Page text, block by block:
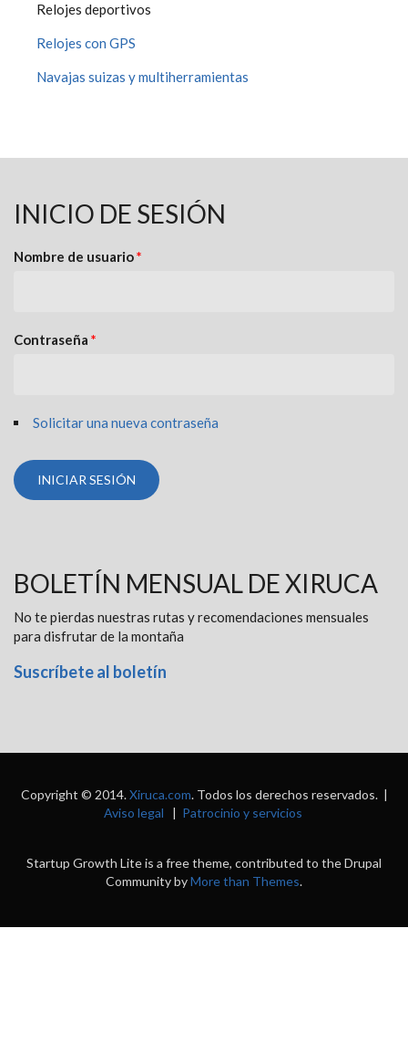
Relojes deportivos
Relojes con GPS
Navajas suizas y multiherramientas
INICIO DE SESIÓN
Nombre de usuario*
Contraseña *
Solicitar una nueva contraseña
BOLETÍN MENSUAL DE XIRUCA
No te pierdas nuestras rutas y recomendaciones mensuales
para disfrutar de la montaña
Suscríbete al boletín
Copyright © 2014.Xiruca.com. Todos los derechos reservados. |
Aviso legal
Patrocinio y servicios
Startup Growth Lite is a free theme, contributed to the Drupal
Community byMore than Themes.